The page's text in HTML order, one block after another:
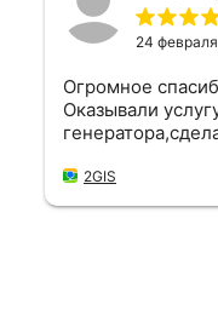
24
Огромное
Оказывали
всё показали,
ответили. Всё
2GIS